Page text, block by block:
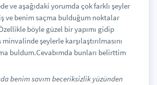
ve aşağıdaki yorumda çok farklı şeyler
ve benim saçma bulduğum noktalar
böyle güzel bir yapımı gidip
şeylerle karşılaştırılmasını
buldum.Cevabımda bunları belirttim
benim savım beceriksizlik yüzünden